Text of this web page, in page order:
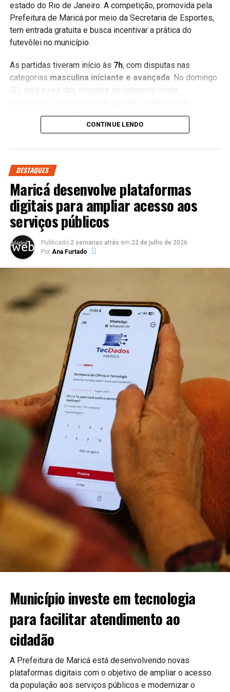
estado do Rio de Janeiro. A competição, promovida pela
Prefeitura de Maricá por meio da Secretaria de Esportes,
tem entrada gratuita e busca incentivar a prática do
futevôlei no município.
As partidas tiveram início às 7h, com disputas nas
categorias masculina iniciante e avançada. No domingo
(2), será a vez das disputas da categoria mista,
integração entre atletas e torcedores.
abertura daLiga Nacional de Futevôlei, reunindo equipes
principais destinos para grandes eventos esportivos
ligados aos esportes de areia.
A expectativa é de grande público durante todo o fim de
semana, com estrutura preparada para receber atletas,
familiares e amantes do esporte na orla do Parque Nanci.
PUBLICIDADE
Acompanhe a cobertura completa na Maricá Web
Copa Maricá de Futevôlei, Maricá, Parque Nanci, futevôlei,
esporte de areia, Liga Nacional de Futevôlei, Secretaria de
Esportes, eventos esportivos em Maricá, Maricá Web TV,
competição de futevôlei.
CONTINUE LENDO
DESTAQUES
Maricá desenvolve plataformas
digitais para ampliar acesso aos
serviços públicos
Publicado 2 semanas atrás em 22 de julho de 2026
Por Ana Furtado
Município investe em tecnologia
para facilitar atendimento ao
cidadão
A Prefeitura de Maricá está desenvolvendo novas
plataformas digitais com o objetivo de ampliar o acesso
da população aos serviços públicos e modernizar o